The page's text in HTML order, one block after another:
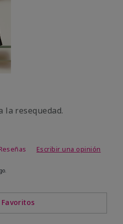
la resequedad.
3,7 de 5Escribir una opinión
Favoritos